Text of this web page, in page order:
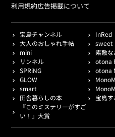
利用規約広告掲載について
宝島チャンネル
InRed
大人のおしゃれ手帖
sweet
mini
素敵な
リンネル
otona
SPRiNG
otona
GLOW
smart
田舎暮らしの本
宝島
『このミステリーがすご
い！』大賞